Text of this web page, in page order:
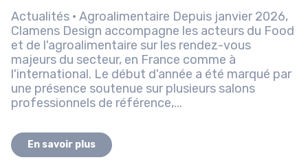
Actualités · Agroalimentaire Depuis janvier 2026,
Clamens Design accompagne les acteurs du Food
et de l'agroalimentaire sur les rendez-vous
majeurs du secteur, en France comme à
l'international. Le début d'année a été marqué par
une présence soutenue sur plusieurs salons
professionnels de référence,...
En savoir plus